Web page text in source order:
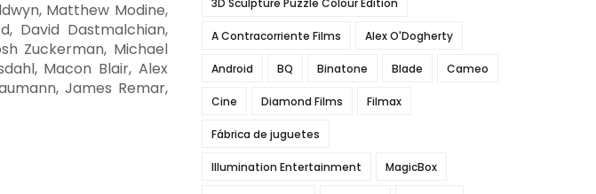
Matthew Modine,
David Dastmalchian,
Zuckerman, Michael
Macon Blair, Alex
James Remar,
3D Sculpture Puzzle Colour Edition
A Contracorriente Films Alex O'Dogherty
Android BQ Binatone Blade Cameo
Cine Diamond Films Filmax
Fábrica de juguetes
Illumination Entertainment MagicBox